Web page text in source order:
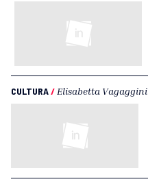
CULTURA/ Elisabetta Vagaggini